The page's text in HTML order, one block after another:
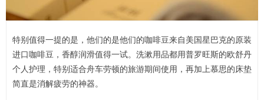
特别值得一提的是，他们的是他们的咖啡豆来自美国星巴克的原装
进口咖啡豆，香醇润滑值得一试。洗漱用品都用普罗旺斯的欧舒丹
个人护理，特别适合舟车劳顿的旅游期间使用，再加上慕思的床垫
简直是消解疲劳的神器。